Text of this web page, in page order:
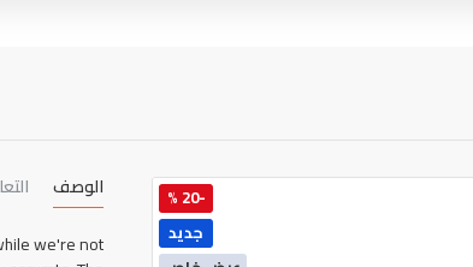
جديد
-20 % الوصف
we're not